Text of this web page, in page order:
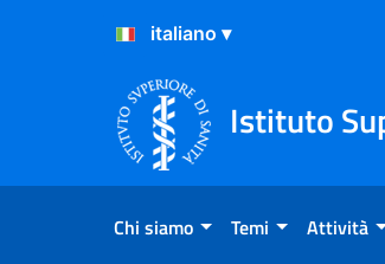
Salta al Contenuto
Salta al Footer
Istituto
Chi siamo Temi Attività